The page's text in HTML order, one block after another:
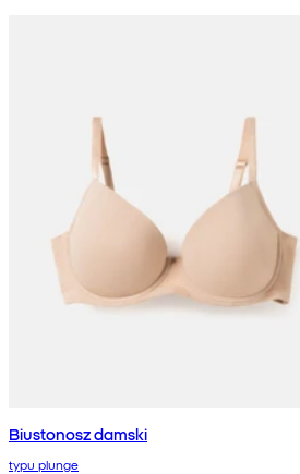
Biustonosz damski
typu plunge